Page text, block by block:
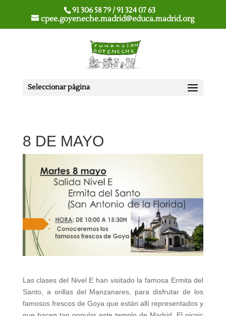
91 306 58 79 / 91 324 07 63
cpee.goyeneche.madrid@educa.madrid.org
Seleccionar página
8 DE MAYO
Las clases del Nivel E han visitado la famosa Ermita del
Santo, a orillas del Manzanares, para disfrutar de los
famosos frescos de Goya que están allí representados y